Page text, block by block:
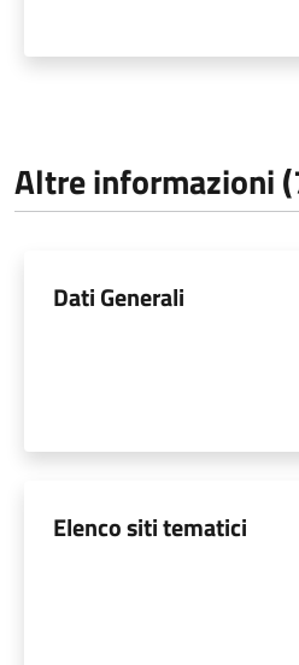
Altre informazioni
Dati Generali
Elenco siti tematici